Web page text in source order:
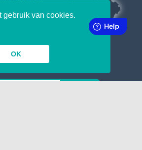
gebruik van cookies.
OK